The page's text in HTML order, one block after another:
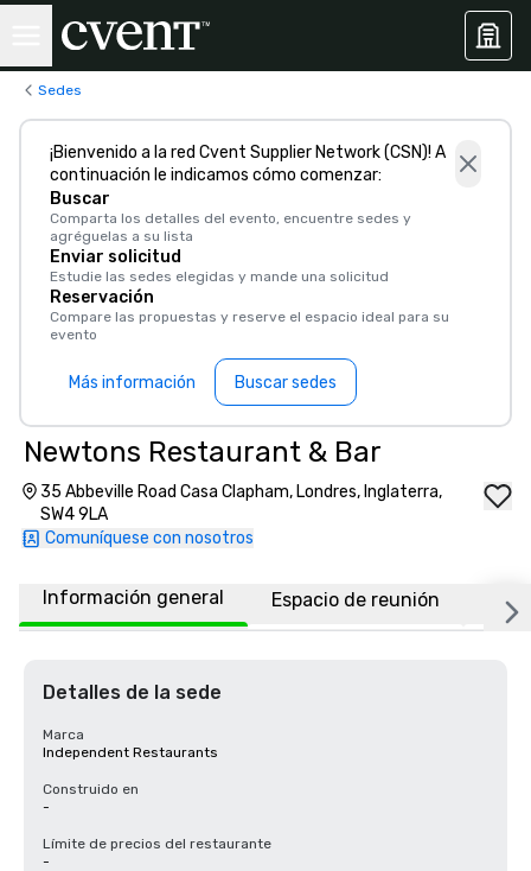
Sedes
¡Bienvenido a la red Cvent Supplier Network (CSN)! A
continuación le indicamos cómo comenzar:
Buscar
Comparta los detalles del evento, encuentre sedes y
agréguelas a su lista
Enviar solicitud
Estudie las sedes elegidas y mande una solicitud
Reservación
Compare las propuestas y reserve el espacio ideal para su
evento
Más información Buscar sedes
Newtons Restaurant & Bar
35 Abbeville Road Casa Clapham, Londres, Inglaterra,
SW4 9LA
Comuníquese con nosotros
Información general Espacio de reunión
Detalles de la sede
Marca
Independent Restaurants
Construido en
-
Límite de precios del restaurante
-